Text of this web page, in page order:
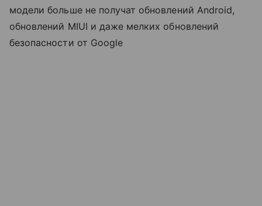
модели больше не получат обновлений Android,
обновлений MIUI и даже мелких обновлений
безопасности от Google